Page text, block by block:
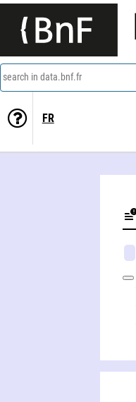
search in data.bnf.fr
FR